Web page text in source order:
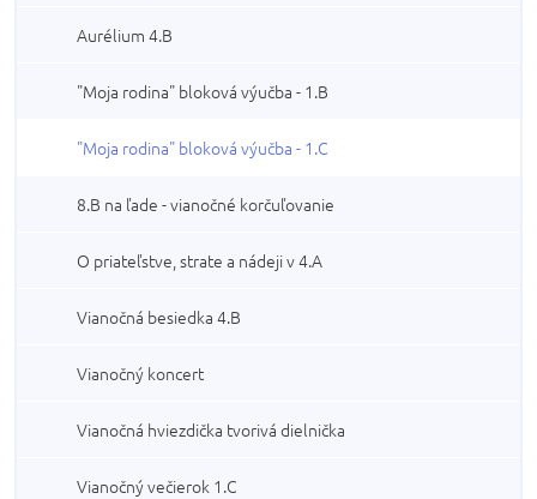
Aurélium 4.B
"Moja rodina" bloková výučba - 1.B
"Moja rodina" bloková výučba - 1.C
8.B na ľade - vianočné korčuľovanie
O priateľstve, strate a nádeji v 4.A
Vianočná besiedka 4.B
Vianočný koncert
Vianočná hviezdička tvorivá dielnička
Vianočný večierok 1.C